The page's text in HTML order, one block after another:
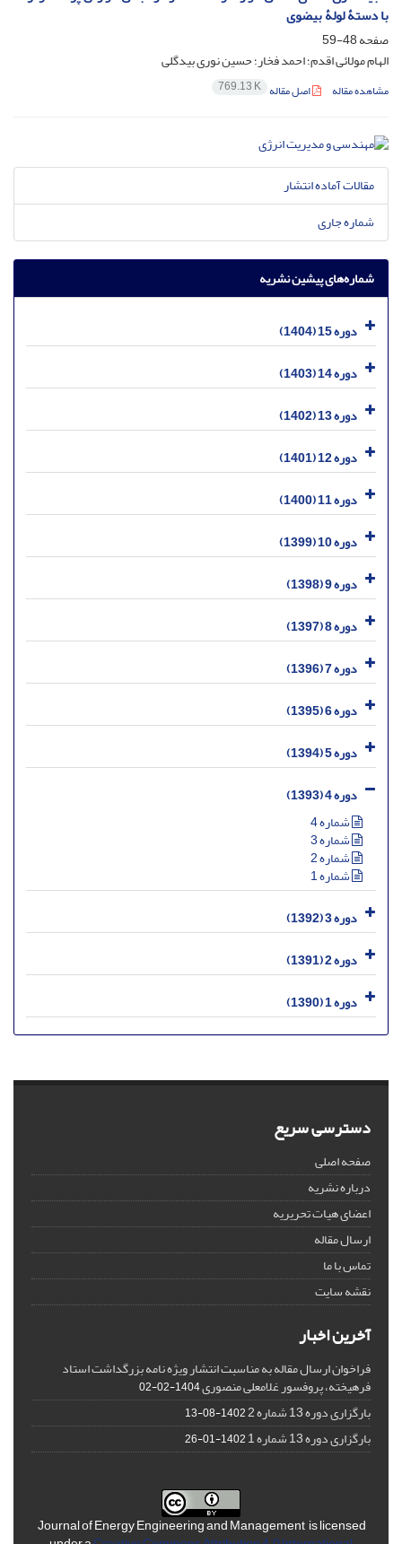
با دستۀ لولۀ بیضوی
صفحه48-59
الهام مولائی اقدم؛ احمد فخار؛ حسین نوری بیدگلی
مشاهده مقاله اصل مقاله 769.13 K
مقالات آماده انتشار
شماره جاری
شماره‌های پیشین نشریه
دوره 15 (1404)
دوره 14 (1403)
دوره 13 (1402)
دوره 12 (1401)
دوره 11 (1400)
دوره 10 (1399)
دوره 9 (1398)
دوره 8 (1397)
دوره 7 (1396)
دوره 6 (1395)
دوره 5 (1394)
دوره 4 (1393)
شماره 4
شماره 3
شماره 2
شماره 1
دوره 3 (1392)
دوره 2 (1391)
دوره 1 (1390)
دسترسی سریع
صفحه اصلی
درباره نشریه
اعضای هیات تحریریه
ارسال مقاله
تماس با ما
نقشه سایت
آخرین اخبار
فراخوان ارسال مقاله به مناسبت انتشار ویژه نامه بزرگداشت استاد
فرهیخته، پروفسور غلامعلی منصوری1404-02-02
بارگزاری دوره 13 شماره 2 1402-08-13
بارگزاری دوره 13 شماره 1 1402-01-26
Journal of Energy Engineering and Management is licensed